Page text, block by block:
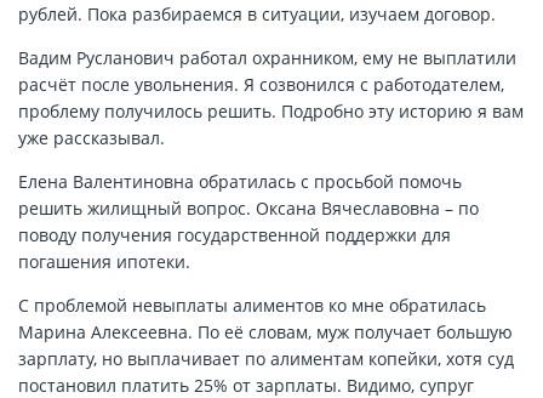
рублей. Пока разбираемся в ситуации, изучаем договор.
Вадим Русланович работал охранником, ему не выплатили
расчёт после увольнения. Я созвонился с работодателем,
проблему получилось решить. Подробно эту историю я вам
уже рассказывал.
Елена Валентиновна обратилась с просьбой помочь
решить жилищный вопрос. Оксана Вячеславовна – по
поводу получения государственной поддержки для
погашения ипотеки.
С проблемой невыплаты алиментов ко мне обратилась
Марина Алексеевна. По её словам, муж получает большую
зарплату, но выплачивает по алиментам копейки, хотя суд
постановил платить 25% от зарплаты. Видимо, супруг